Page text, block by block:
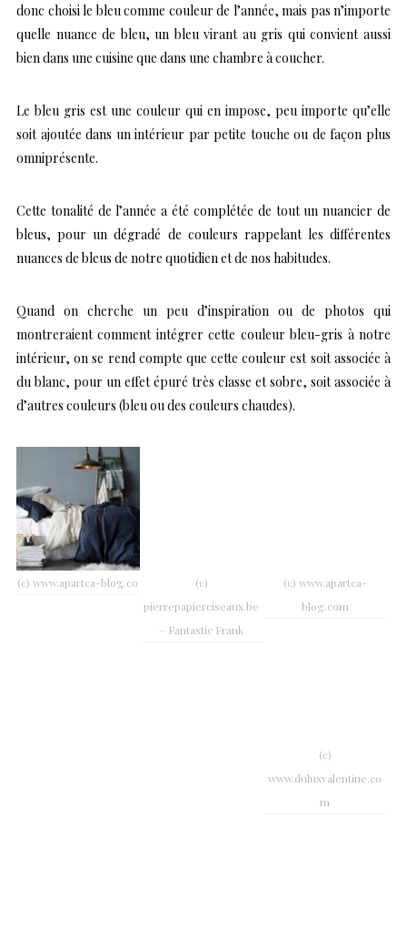
donc choisi le bleu comme couleur de l’année, mais pas n’importe
quelle nuance de bleu, un bleu virant au gris qui convient aussi
bien dans une cuisine que dans une chambre à coucher.
Le bleu gris est une couleur qui en impose, peu importe qu’elle
soit ajoutée dans un intérieur par petite touche ou de façon plus
omniprésente.
Cette tonalité de l’année a été complétée de tout un nuancier de
bleus, pour un dégradé de couleurs rappelant les différentes
nuances de bleus de notre quotidien et de nos habitudes.
Quand on cherche un peu d’inspiration ou de photos qui
montreraient comment intégrer cette couleur bleu-gris à notre
intérieur, on se rend compte que cette couleur est soit associée à
du blanc, pour un effet épuré très classe et sobre, soit associée à
d’autres couleurs (bleu ou des couleurs chaudes).
(c) www.apartca-blog.co
(c)
pierrepapierciseaux.be
– Fantastic Frank
(c) www.apartca-
blog.com
(c)
www.duluxvalentine.co
m